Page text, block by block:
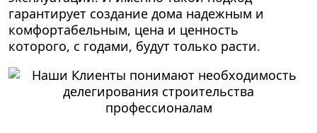
гарантирует создание дома надежным и
комфортабельным, цена и ценность
которого, с годами, будут только расти.